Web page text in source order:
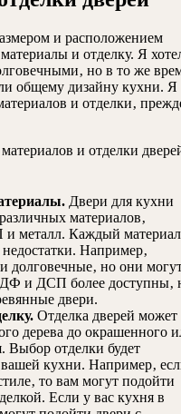
и расположением
и отделку. Я
но в то же
общему дизайну кухни. Я
и отделки‚
и отделки
Двери для кухни
материалов‚
металл. Каждый материал
Например‚
долговечные‚ но они
и ДСП более доступны‚
двери.
Отделка дверей может
дерева до окрашенного
Выбор отделки будет
вашей кухни. Например‚
то вам могут подойти
Если у вас кухня в